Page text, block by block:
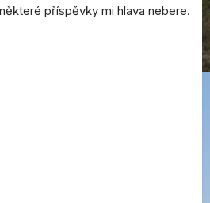
příspěvky mi hlava nebere.